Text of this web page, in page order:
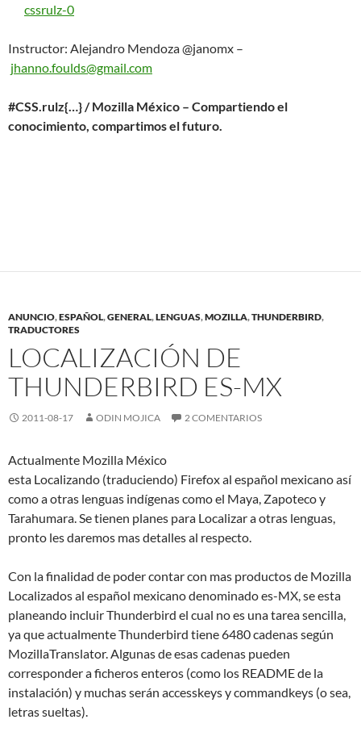
cssrulz-0
Instructor: Alejandro Mendoza @janomx –
jhanno.foulds@gmail.com
#CSS.rulz{…} / Mozilla México – Compartiendo el
conocimiento, compartimos el futuro.
ANUNCIO,ESPAÑOL,GENERAL,LENGUAS,MOZILLA,THUNDERBIRD,
TRADUCTORES
LOCALIZACIÓN DE
THUNDERBIRD ES-MX
2011-08-17 ODIN MOJICA 2 COMENTARIOS
Actualmente Mozilla México
esta Localizando (traduciendo) Firefox al español mexicano así
como a otras lenguas indígenas como el Maya, Zapoteco y
Tarahumara. Se tienen planes para Localizar a otras lenguas,
pronto les daremos mas detalles al respecto.
Con la finalidad de poder contar con mas productos de Mozilla
Localizados al español mexicano denominado es-MX, se esta
planeando incluir Thunderbird el cual no es una tarea sencilla,
ya que actualmente Thunderbird tiene 6480 cadenas según
MozillaTranslator. Algunas de esas cadenas pueden
corresponder a ficheros enteros (como los README de la
instalación) y muchas serán accesskeys y commandkeys (o sea,
letras sueltas).